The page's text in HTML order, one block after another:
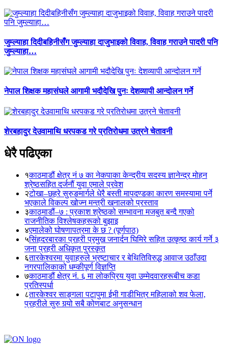
जुम्ल्याहा दिदीबहिनीसँग जुम्ल्याहा दाजुभाइको विवाह, विवाह गराउने पादरी पनि
जुम्ल्याहा…
नेपाल शिक्षक महासंघले आगामी भदौदेखि पुनः देशव्यापी आन्दोलन गर्ने
शेरबहादुर देउवामाथि धरपकड गरे प्रतिरोधमा उत्रने चेतावनी
धेरै पढिएका
१काठमाडौं क्षेत्र नं ७ का नेकपाका केन्द्रीय सदस्य ज्ञानेन्द्र मोहन
श्रेष्ठसहित दर्जनौं युवा एमाले प्रवेश
२टोखा–छहरे सुरुङमार्गले धेरै बस्ती मापदण्डका कारण समस्यामा पर्ने
भएकाले विकल्प खोज्न मन्त्री खनालको प्रस्ताव
३काठमाडौं–७ : प्रकाश श्रेष्ठको सम्भावना मजबुत बन्दै गएको
राजनीतिक विश्लेषकहरूको बुझाइ
४एमालेको घोषणापत्रमा के छ ? (पूर्णपाठ)
५सिंहदरबारका प्रहरी प्रमुख जनार्दन घिमिरे सहित उत्कृष्ठ कार्य गर्ने ३
जना प्रहरी अधिकृत पुरस्कृत
६तारकेश्वरमा युवाहरुले भ्रष्टाचार र बेथितिविरुद्ध आवाज उठाँउदा
नगरपालिकाको धम्कीपूर्ण विज्ञप्ति
७काठमाडौं क्षेत्र नं. ६ मा लोकप्रिय युवा उम्मेदवारहरूबीच कडा
प्रतिस्पर्धा
८तारकेश्वर साङ्गला पटापुमा ईभी गाडीभित्र महिलाको शव फेला,
प्रहरीले सुरु गर्‍यो सबै कोणबाट अनुसन्धान